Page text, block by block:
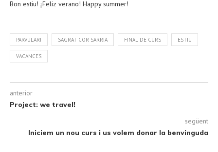
Bon estiu! ¡Feliz verano! Happy summer!
PARVULARI SAGRAT COR SARRIÀ FINAL DE CURS ESTIU
VACANCES
anterior
Project: we travel!
següent
Iniciem un nou curs i us volem donar la benvinguda